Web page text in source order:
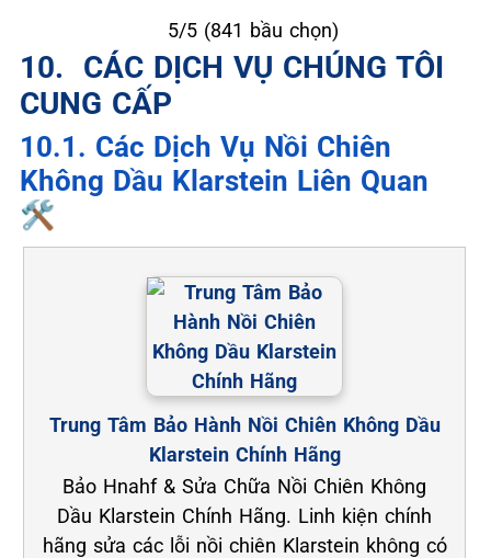
5/5 (841 bầu chọn)
10. ️ CÁC DỊCH VỤ CHÚNG TÔI
CUNG CẤP
10.1. Các Dịch Vụ Nồi Chiên
Không Dầu Klarstein Liên Quan
🛠️
Trung Tâm Bảo Hành Nồi Chiên Không Dầu
Klarstein Chính Hãng
Bảo Hnahf & Sửa Chữa Nồi Chiên Không
Dầu Klarstein Chính Hãng. Linh kiện chính
hãng sửa các lỗi nồi chiên Klarstein không có